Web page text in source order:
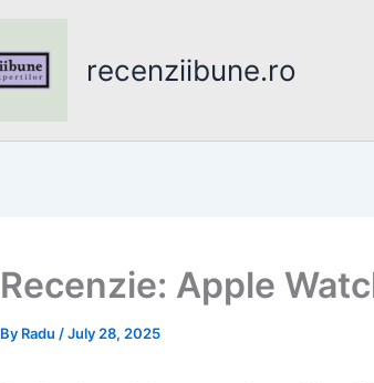
recenziibune.ro
Recenzie: Apple
By Radu /July 28, 2025